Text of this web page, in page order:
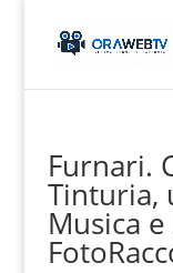
Furnari.
Tinturia,
Musica